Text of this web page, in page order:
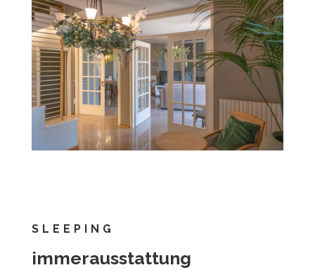
SLEEPING
immerausstattung